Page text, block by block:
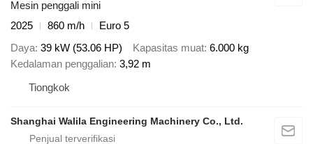
Mesin penggali mini
2025
860 m/h
Euro 5
Daya 39 kW (53.06 HP) Kapasitas muat 6.000 kg
Kedalaman penggalian 3,92 m
Tiongkok
Shanghai Walila Engineering Machinery Co., Ltd.